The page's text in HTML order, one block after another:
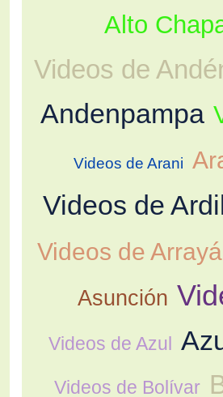
Alto
Videos de
Andenpampa
Videos de Arani
Videos de
Videos de
Asunción
Videos de Azul
Videos de Bolívar